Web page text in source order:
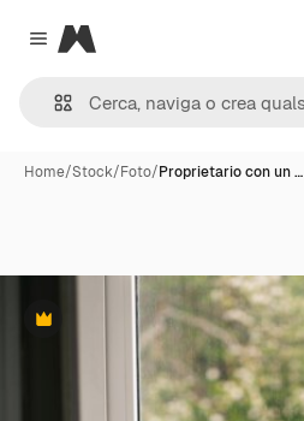
Close menu
Magnific
Home/Stock/Foto/Proprietario con un …
Premium